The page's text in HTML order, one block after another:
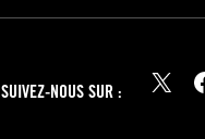
SUIVEZ-NOUS SUR : X Facebook